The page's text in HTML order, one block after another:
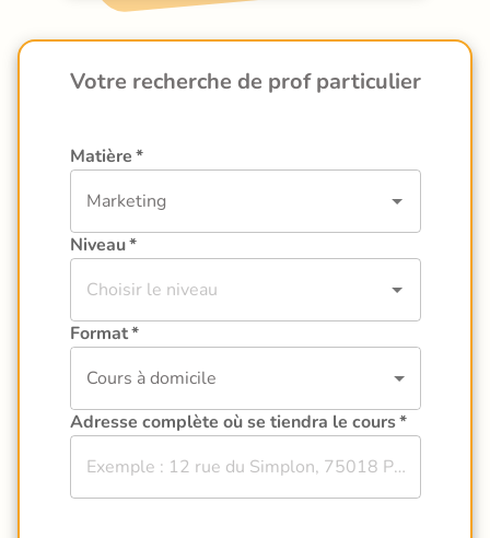
Votre recherche de prof particulier
Matière*
Niveau*
Format*
Cours à domicile
Adresse complète où se tiendra le cours*